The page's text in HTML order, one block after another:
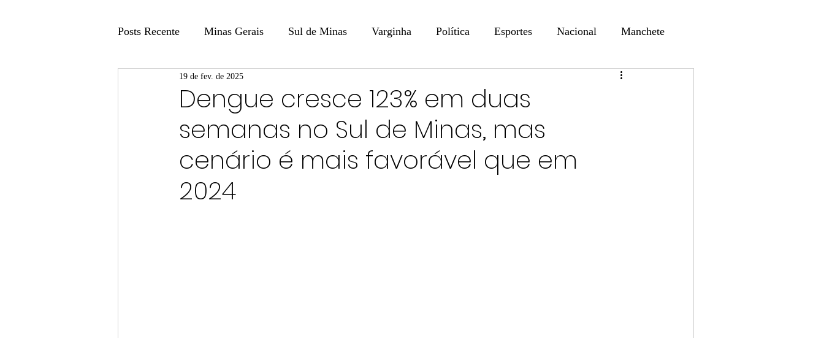
Posts Recente Minas Gerais Sul de Minas Varginha Política Esportes Nacional Manchete
Coluna Fatos e Versões
Coluna: Agenda 21 Coluna: SindJori Internacional Coluna Jurídica Alerta Digital
Dengue cresce 123% em duas
semanas no Sul de Minas, mas
cenário é mais favorável que em
2024
19 de fev. de 2025